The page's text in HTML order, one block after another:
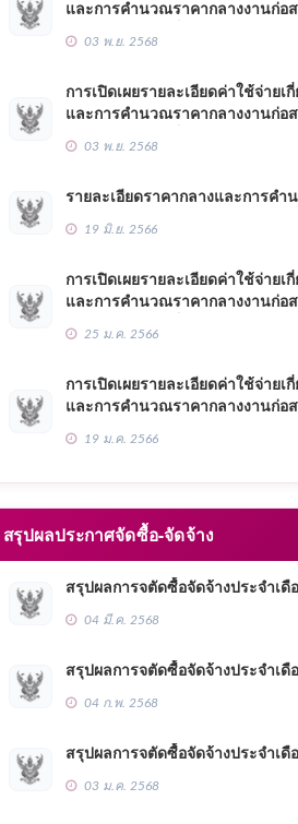
และการคำนวณราคากลางงานก่อ
03 พ.ย. 2568
การเปิดเผยรายละเอียดค่าใช้จ่าย
และการคำนวณราคากลางงานก่อ
03 พ.ย. 2568
รายละเอียดราคากลางและการคำ
19 มิ.ย. 2566
การเปิดเผยรายละเอียดค่าใช้จ่าย
และการคำนวณราคากลางงานก่อ
25 ม.ค. 2566
การเปิดเผยรายละเอียดค่าใช้จ่าย
และการคำนวณราคากลางงานก่อ
19 ม.ค. 2566
สรุปผลประกาศจัดซื้อ-จัดจ้าง
สรุปผลการจตัดซื้อจัดจ้างประจำเดื
04 มี.ค. 2568
สรุปผลการจตัดซื้อจัดจ้างประจำเดื
04 ก.พ. 2568
สรุปผลการจตัดซื้อจัดจ้างประจำเดื
03 ม.ค. 2568